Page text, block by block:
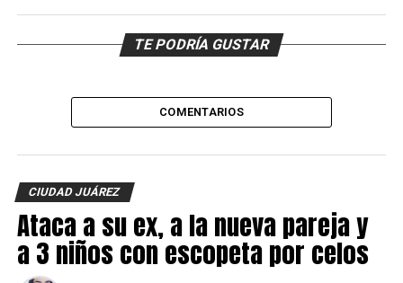
TE PODRÍA GUSTAR
COMENTARIOS
CIUDAD JUÁREZ
Ataca a su ex, a la nueva pareja y
a 3 niños con escopeta por celos